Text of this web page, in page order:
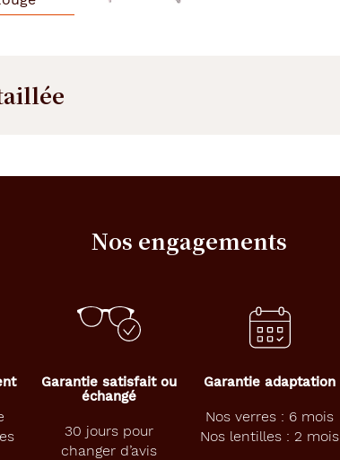
Nos engagements
Garantie satisfait ou
échangé
30 jours pour
changer d’avis
Garantie adaptation
Nos verres : 6 mois
Nos lentilles : 2 mois